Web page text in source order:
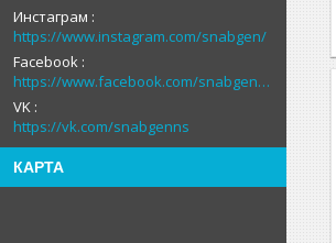
Инстаграм
https://www.instagram.com/snabgen/
Facebook
https://www.facebook.com/snabgenNS
VK
https://vk.com/snabgenns
КАРТА